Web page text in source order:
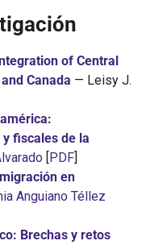
of Central
Canada — Leisy J.
fiscales de la
[PDF]
en
Anguiano Téllez
Brechas y retos